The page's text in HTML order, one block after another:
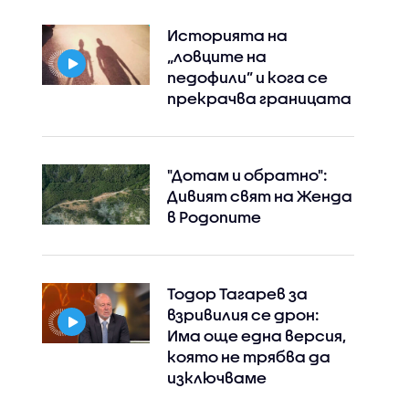
Историята на
„ловците на
педофили” и кога се
прекрачва границата
"Дотам и обратно":
Дивият свят на Женда
в Родопите
Тодор Тагарев за
взривилия се дрон:
Има още една версия,
която не трябва да
изключваме